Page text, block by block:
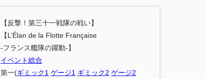
【反撃！第三十一戦隊の戦い】
【L’Élan de la Flotte Française
-フランス艦隊の躍動-】
イベント総合
第一(ギミック1 ゲージ1 ギミック2 ゲージ2